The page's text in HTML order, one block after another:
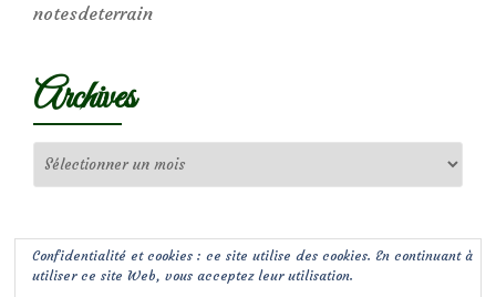
notesdeterrain
Archives
Confidentialité et cookies : ce site utilise des cookies. En continuant à
utiliser ce site Web, vous acceptez leur utilisation.